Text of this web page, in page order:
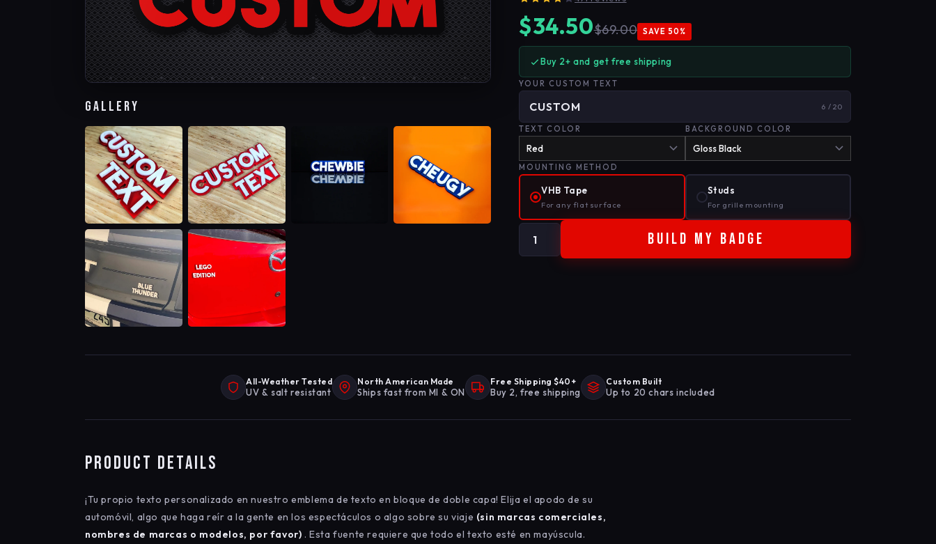
Gallery
$34.50$69.00 SAVE 50%
Buy 2+ and get free shipping
YOUR CUSTOM TEXT
6 / 20
TEXT COLOR BACKGROUND COLOR
MOUNTING METHOD
VHB Tape
For any flat surface
Studs
For grille mounting
BUILD MY BADGE
All-Weather Tested
UV & salt resistant
North American Made
Ships fast from MI & ON
Free Shipping $40+
Buy 2, free shipping
Custom Built
Up to 20 chars included
Product Details
¡Tu propio texto personalizado en nuestro emblema de texto en bloque de doble capa! Elija el apodo de su
automóvil, algo que haga reír a la gente en los espectáculos o algo sobre su viaje (sin marcas comerciales,
nombres de marcas o modelos, por favor) . Esta fuente requiere que todo el texto esté en mayúscula.